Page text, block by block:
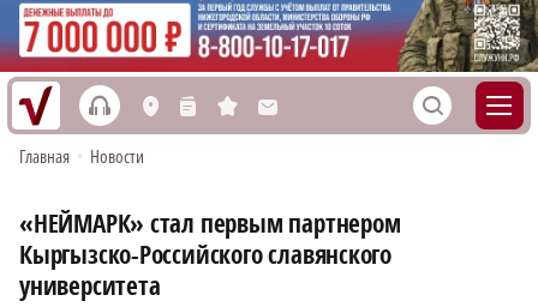
h L n s M S
Главная • Новости
«НЕЙМАРК» стал первым партнером
Кыргызско-Российского славянского
университета